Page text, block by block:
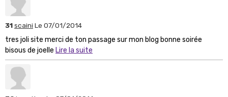
31scaini Le 07/01/2014
tres joli site merci de ton passage sur mon blog bonne soirée
bisous de joelle Lire la suite